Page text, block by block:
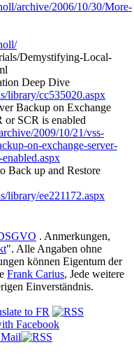
archive/2006/10/30/More-
Demystifying-Local-
Deep Dive
library/cc535020.aspx
Backup on Exchange
or SCR is enabled
2009/10/21/vss-
on-exchange-server-
Back up and Restore
library/ee221172.aspx
. Anmerkungen,
". Alle Angaben ohne
können Eigentum der
Frank Carius, Jede weitere
Einverständnis.